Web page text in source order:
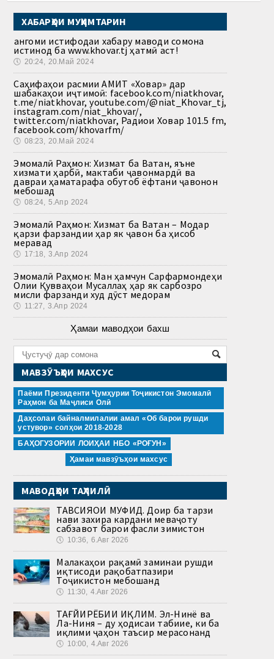
ХАБАРҲОИ МУҲИМТАРИН
Ҳангоми истифодаи хабару маводи сомона
истинод ба www.khovar.tj ҳатмӣ аст!
🕔 20:24, 20.Май 2024
Саҳифаҳои расмии АМИТ «Ховар» дар
шабакаҳои иҷтимоӣ: facebook.com/niatkhovar,
t.me/niatkhovar, youtube.com/@niat_Khovar_tj,
instagram.com/niat_khovar/,
twitter.com/niatkhovar, Радиои Ховар 101.5 fm,
facebook.com/khovarfm/
🕔 08:23, 20.Май 2024
Эмомалӣ Раҳмон: Хизмат ба Ватан, яъне
хизмати ҳарбӣ, мактаби ҷавонмардӣ ва
давраи ҳаматарафа обутоб ёфтани ҷавонон
мебошад
🕔 08:24, 5.Апр 2024
Эмомалӣ Раҳмон: Хизмат ба Ватан – Модар
қарзи фарзандии ҳар як ҷавон ба ҳисоб
меравад
🕔 17:18, 3.Апр 2024
Эмомалӣ Раҳмон: Ман ҳамчун Сарфармондеҳи
Олии Қувваҳои Мусаллаҳ ҳар як сарбозро
мисли фарзанди худ дӯст медорам
🕔 11:27, 3.Апр 2024
Ҳамаи маводҳои бахш
МАВЗӮЪҲОИ МАХСУС
Паёми Президенти Ҷумҳурии Тоҷикистон Эмомалӣ
Раҳмон ба Маҷлиси Олӣ
Даҳсолаи байналмилалии амал «Об барои рушди
устувор» солҳои 2018-2028
БАҲОГУЗОРИИ ЛОИҲАИ НБО «РОҒУН»
Ҳамаи мавзӯъҳои махсус
МАВОДҲОИ ТАҲЛИЛӢ
ТАВСИЯҲОИ МУФИД. Доир ба тарзи
нави захира кардани меваҷоту
сабзавот барои фасли зимистон
🕔 10:36, 6.Авг 2026
Малакаҳои рақамӣ заминаи рушди
иқтисоди рақобатпазири
Тоҷикистон мебошанд
🕔 11:30, 4.Авг 2026
ТАҒЙИРЁБИИ ИҚЛИМ. Эл-Нинё ва
Ла-Ниня – ду ҳодисаи табиие, ки ба
иқлими ҷаҳон таъсир мерасонанд
🕔 10:00, 4.Авг 2026